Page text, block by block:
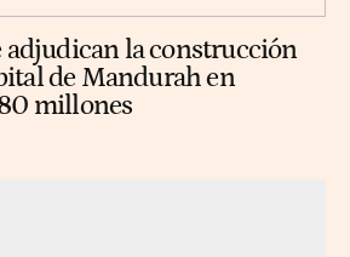
adjudican la construcción
de Mandurah en
millones